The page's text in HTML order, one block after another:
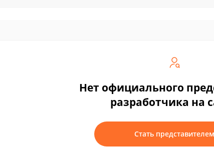
Нет официального
разработчика на
Стать представителем